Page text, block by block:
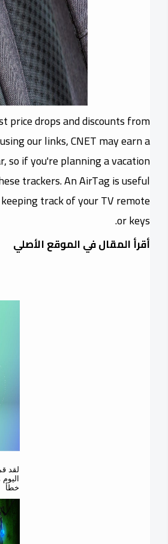
price drops and discounts from
our links, CNET may earn a
so if you're planning a vacation
trackers. An AirTag is useful
track of your TV remote
or keys.
أقرأ المقال في الموقع الأصلي
لقد
خطأ